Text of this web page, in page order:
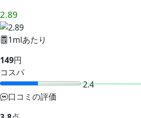
2.89
1mlあたり
149円
コスパ
2.4
口コミの評価